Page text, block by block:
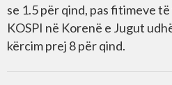
se 1.5 për qind, pas fitimeve
KOSPI në Korenë e Jugut
kërcim prej 8 për qind.